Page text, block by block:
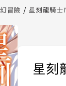
資產合併與
冒險 星刻龍騎
星刻